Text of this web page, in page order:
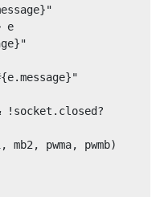
e
!socket.closed?
mb2, pwma, pwmb)